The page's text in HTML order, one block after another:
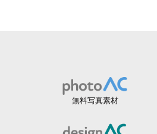
無料写真素材